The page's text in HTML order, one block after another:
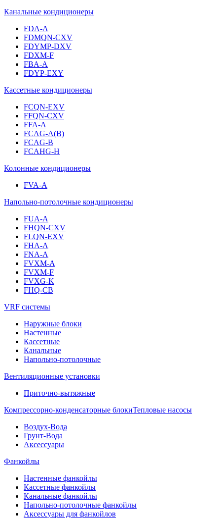
Канальные кондиционеры
FDA-A
FDMQN-CXV
FDYMP-DXV
FDXM-F
FBA-A
FDYP-EXY
Кассетные кондиционеры
FCQN-EXV
FFQN-CXV
FFA-A
FCAG-A(B)
FCAG-B
FCAHG-H
Колонные кондиционеры
FVA-A
Напольно-потолочные кондиционеры
FUA-A
FHQN-CXV
FLQN-EXV
FHA-A
FNA-A
FVXM-A
FVXM-F
FVXG-K
FHQ-CB
VRF системы
Наружные блоки
Настенные
Кассетные
Канальные
Напольно-потолочные
Вентиляционные установки
Приточно-вытяжные
Компрессорно-конденсаторные блокиТепловые насосы
Воздух-Вода
Грунт-Вода
Аксессуары
Фанкойлы
Настенные фанкойлы
Кассетные фанкойлы
Канальные фанкойлы
Напольно-потолочные фанкойлы
Аксессуары для фанкойлов